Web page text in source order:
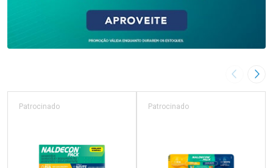
Imagem
Patrocinado Patrocinado